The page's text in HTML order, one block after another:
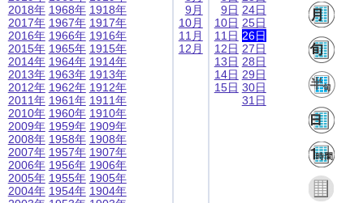
2018年
2017年
2016年
2015年
2014年
2013年
2012年
2011年
2010年
2009年
2008年
2007年
2006年
2005年
2004年
1968年
1967年
1966年
1965年
1964年
1963年
1962年
1961年
1960年
1959年
1958年
1957年
1956年
1955年
1954年
1918年
1917年
1916年
1915年
1914年
1913年
1912年
1911年
1910年
1909年
1908年
1907年
1906年
1905年
1904年
9月
10月
11月
12月
9日
10日
11日
12日
13日
14日
15日
24日
25日
26日
27日
28日
29日
30日
31日